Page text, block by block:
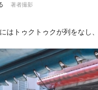
著者撮影
はトゥクトゥクが列をなし